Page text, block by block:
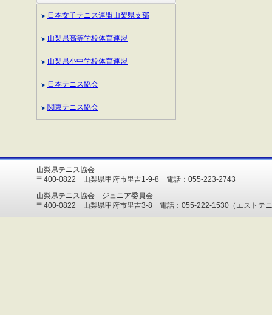
日本女子テニス連盟山梨県支部
山梨県高等学校体育連盟
山梨県小中学校体育連盟
日本テニス協会
関東テニス協会
山梨県テニス協会
〒400-0822 山梨県甲府市里吉1-9-8 電話：055-223-2743
山梨県テニス協会 ジュニア委員会
〒400-0822 山梨県甲府市里吉3-8 電話：055-222-1530（エストテ